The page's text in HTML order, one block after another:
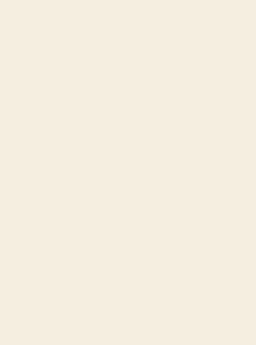
le 1er juillet. Même si des